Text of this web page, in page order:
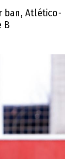
Remo e o
ban, Atlético-
B